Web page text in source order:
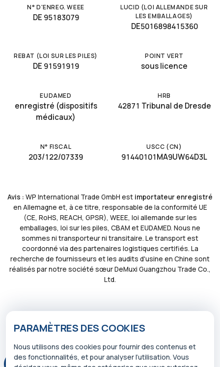
N° D'ENREG. WEEE
DE 95183079
LUCID (LOI ALLEMANDE SUR
LES EMBALLAGES)
DE5016898415360
REBAT (LOI SUR LES PILES)
DE 91591919
POINT VERT
sous licence
EUDAMED
enregistré (dispositifs
médicaux)
HRB
42871 Tribunal de Dresde
N° FISCAL
203/122/07339
USCC (CN)
91440101MA9UW64D3L
Avis : WP International Trade GmbH est importateur enregistré
en Allemagne et, à ce titre, responsable de la conformité UE
(CE, RoHS, REACH, GPSR), WEEE, loi allemande sur les
emballages, loi sur les piles, CBAM et EUDAMED. Nous ne
sommes ni transporteur ni transitaire. Le transport est
coordonné via des partenaires logistiques certifiés. La
recherche de fournisseurs et les audits d'usine en Chine sont
réalisés par notre société sœur DeMuxi Guangzhou Trade Co.,
Ltd.
PARAMÈTRES DES COOKIES
Nous utilisons des cookies pour fournir des contenus et
des fonctionnalités, et pour analyser l’utilisation. Vous